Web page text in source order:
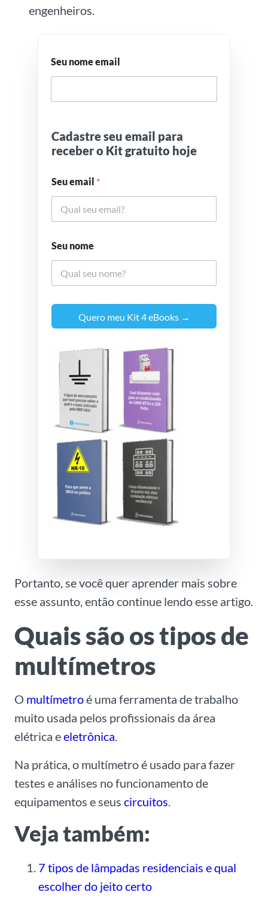
engenheiros.
Seu nome email
Cadastre seu email para
receber o Kit gratuito hoje
Seu email *
Seu nome
Quero meu Kit 4 eBooks →
Portanto, se você quer aprender mais sobre
esse assunto, então continue lendo esse artigo.
Quais são os tipos de
multímetros
O multímetroé uma ferramenta de trabalho
muito usada pelos profissionais da área
elétrica eeletrônica.
Na prática, o multímetro é usado para fazer
testes e análises no funcionamento de
equipamentos e seus circuitos.
Veja também:
7 tipos de lâmpadas residenciais e qual
escolher do jeito certo